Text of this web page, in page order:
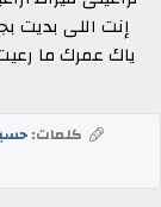
إنت اللى بديت
ياك عمرك ما
كلمات: